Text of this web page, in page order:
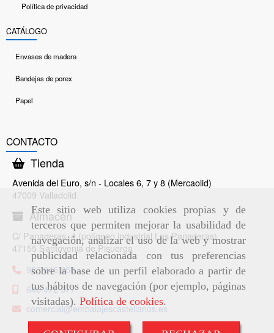
Este sitio web utiliza cookies propias y de
terceros que permiten mejorar la usabilidad de
navegación, analizar el uso de la web y mostrar
publicidad relacionada con tus preferencias
sobre la base de un perfil elaborado a partir de
tus hábitos de navegación (por ejemplo, páginas
visitadas). Política de cookies.
Política de privacidad
CATÁLOGO
Envases de madera
Bandejas de porex
Papel
CONTACTO
Tienda
Avenida del Euro, s/n - Locales 6, 7 y 8 (Mercaolid)
47009 Valladolid
Almacén
C/ Panaderas, 4 (polígono industrial Las Panaderas)
47155 Santovenia de Pisuerga
983 845 256
646 472 377
comercial
embalajescastellanos.es